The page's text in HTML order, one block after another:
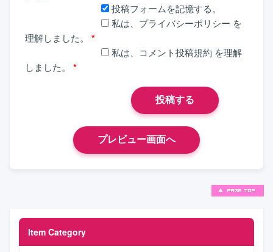
Item Category
投稿フォームを記憶する。
私は、 プライバシーポリシー を
理解しました。
*
私は、 コメント投稿規約 を理解
しました。
*